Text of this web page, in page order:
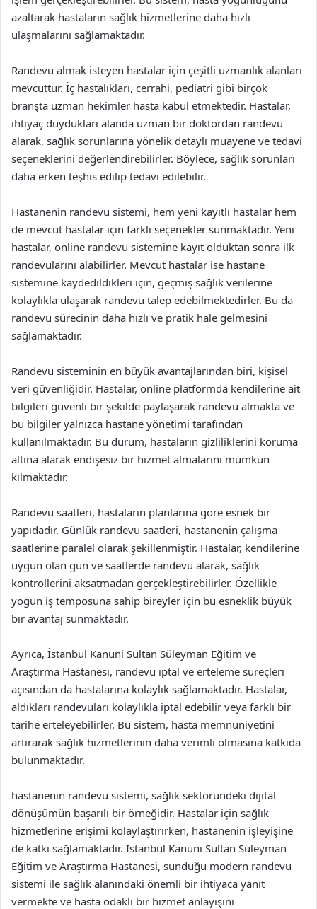
azaltarak hastaların sağlık hizmetlerine daha hızlı
ulaşmalarını sağlamaktadır.
Randevu almak isteyen hastalar için çeşitli uzmanlık alanları
mevcuttur. İç hastalıkları, cerrahi, pediatri gibi birçok
branşta uzman hekimler hasta kabul etmektedir. Hastalar,
ihtiyaç duydukları alanda uzman bir doktordan randevu
alarak, sağlık sorunlarına yönelik detaylı muayene ve tedavi
seçeneklerini değerlendirebilirler. Böylece, sağlık sorunları
daha erken teşhis edilip tedavi edilebilir.
Hastanenin randevu sistemi, hem yeni kayıtlı hastalar hem
de mevcut hastalar için farklı seçenekler sunmaktadır. Yeni
hastalar, online randevu sistemine kayıt olduktan sonra ilk
randevularını alabilirler. Mevcut hastalar ise hastane
sistemine kaydedildikleri için, geçmiş sağlık verilerine
kolaylıkla ulaşarak randevu talep edebilmektedirler. Bu da
randevu sürecinin daha hızlı ve pratik hale gelmesini
sağlamaktadır.
Randevu sisteminin en büyük avantajlarından biri, kişisel
veri güvenliğidir. Hastalar, online platformda kendilerine ait
bilgileri güvenli bir şekilde paylaşarak randevu almakta ve
bu bilgiler yalnızca hastane yönetimi tarafından
kullanılmaktadır. Bu durum, hastaların gizliliklerini koruma
altına alarak endişesiz bir hizmet almalarını mümkün
kılmaktadır.
Randevu saatleri, hastaların planlarına göre esnek bir
yapıdadır. Günlük randevu saatleri, hastanenin çalışma
saatlerine paralel olarak şekillenmiştir. Hastalar, kendilerine
uygun olan gün ve saatlerde randevu alarak, sağlık
kontrollerini aksatmadan gerçekleştirebilirler. Özellikle
yoğun iş temposuna sahip bireyler için bu esneklik büyük
bir avantaj sunmaktadır.
Ayrıca, İstanbul Kanuni Sultan Süleyman Eğitim ve
Araştırma Hastanesi, randevu iptal ve erteleme süreçleri
açısından da hastalarına kolaylık sağlamaktadır. Hastalar,
aldıkları randevuları kolaylıkla iptal edebilir veya farklı bir
tarihe erteleyebilirler. Bu sistem, hasta memnuniyetini
artırarak sağlık hizmetlerinin daha verimli olmasına katkıda
bulunmaktadır.
hastanenin randevu sistemi, sağlık sektöründeki dijital
dönüşümün başarılı bir örneğidir. Hastalar için sağlık
hizmetlerine erişimi kolaylaştırırken, hastanenin işleyişine
de katkı sağlamaktadır. İstanbul Kanuni Sultan Süleyman
Eğitim ve Araştırma Hastanesi, sunduğu modern randevu
sistemi ile sağlık alanındaki önemli bir ihtiyaca yanıt
vermekte ve hasta odaklı bir hizmet anlayışını